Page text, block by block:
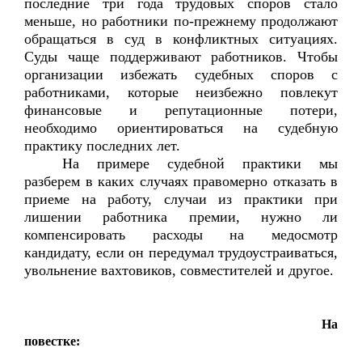
последние три года трудовых споров стало
меньше, но работники по-прежнему продолжают
обращаться в суд в конфликтных ситуациях.
Суды чаще поддерживают работников. Чтобы
организации избежать судебных споров с
работниками, которые неизбежно повлекут
финансовые и репутационные потери,
необходимо ориентироваться на судебную
практику последних лет.
На примере судебной практики мы
разберем в каких случаях правомерно отказать в
приеме на работу, случаи из практики при
лишении работника премии, нужно ли
компенсировать расходы на медосмотр
кандидату, если он передумал трудоустраиваться,
увольнение вахтовиков, совместителей и другое.
На
повестке: